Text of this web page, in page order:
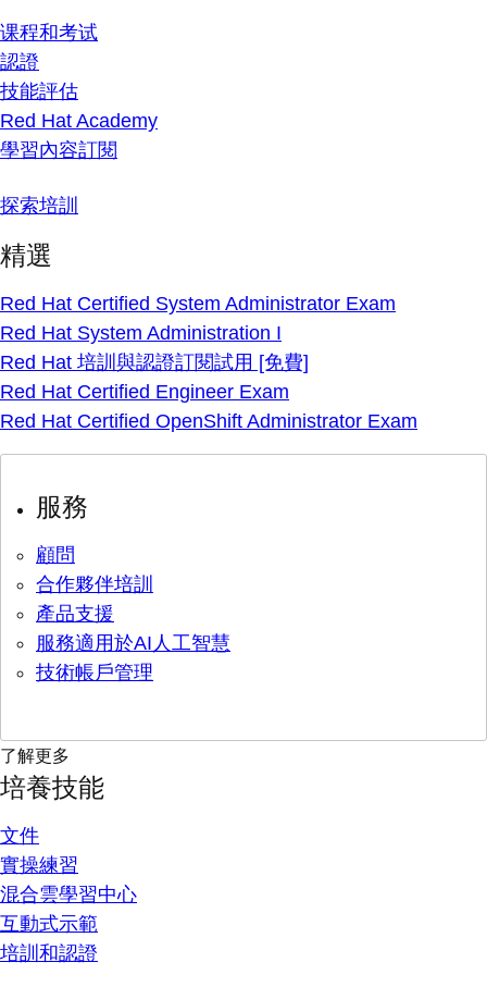
课程和考试
認證
技能評估
Red Hat Academy
學習內容訂閱
探索培訓
精選
Red Hat Certified System Administrator Exam
Red Hat System Administration I
Red Hat 培訓與認證訂閱試用 [免費]
Red Hat Certified Engineer Exam
Red Hat Certified OpenShift Administrator Exam
服務
顧問
合作夥伴培訓
產品支援
服務適用於AI人工智慧
技術帳戶管理
了解更多
培養技能
文件
實操練習
混合雲學習中心
互動式示範
培訓和認證